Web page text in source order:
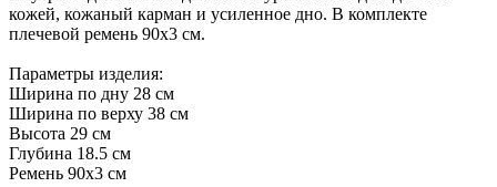
кожей, кожаный карман и усиленное дно. В комплекте
плечевой ремень 90х3 см.
Параметры изделия:
Ширина по дну 28 см
Ширина по верху 38 см
Высота 29 см
Глубина 18.5 см
Ремень 90х3 см